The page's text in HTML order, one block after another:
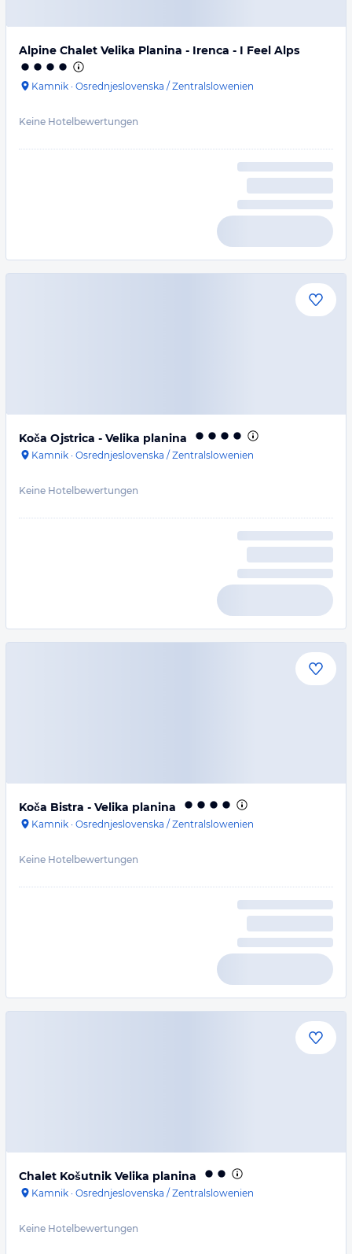
Alpine Chalet Velika Planina - Irenca - I Feel Alps
Kamnik · Osrednjeslovenska / Zentralslowenien
Keine Hotelbewertungen
Koča Ojstrica - Velika planina
Kamnik · Osrednjeslovenska / Zentralslowenien
Keine Hotelbewertungen
Koča Bistra - Velika planina
Kamnik · Osrednjeslovenska / Zentralslowenien
Keine Hotelbewertungen
Chalet Košutnik Velika planina
Kamnik · Osrednjeslovenska / Zentralslowenien
Keine Hotelbewertungen